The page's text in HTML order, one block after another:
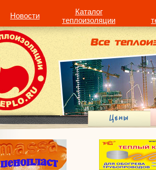
Новости
Каталог
теплоизоляции